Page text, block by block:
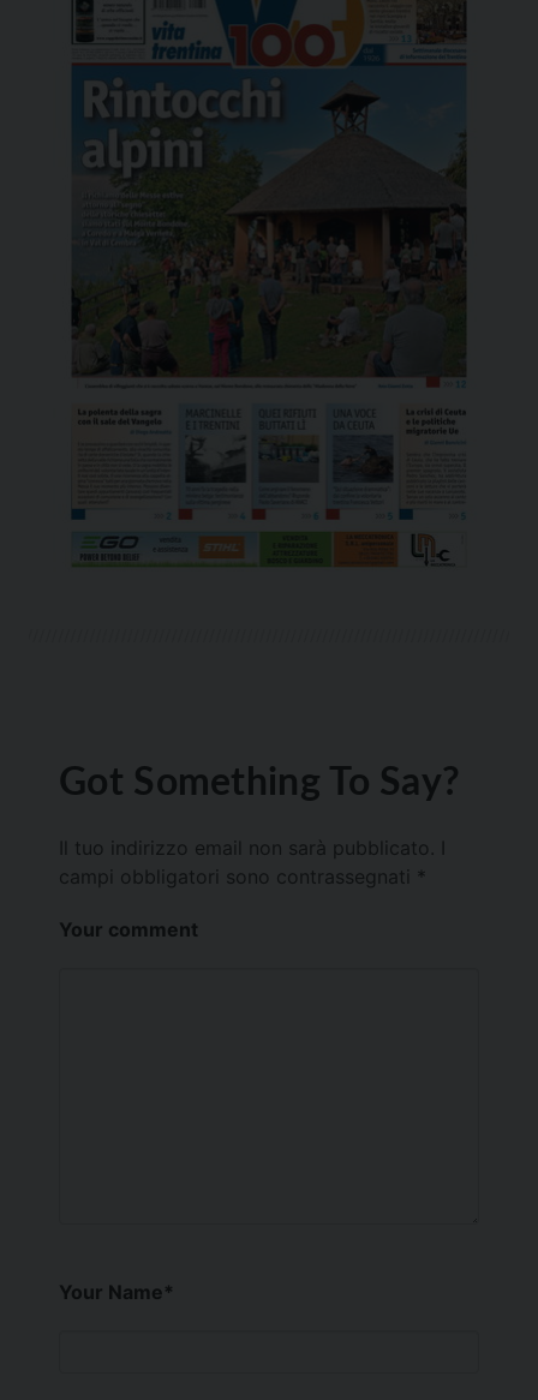
Got Something To Say?
Il tuo indirizzo email non sarà pubblicato.
campi obbligatori sono contrassegnati *
Your comment
Your Name*